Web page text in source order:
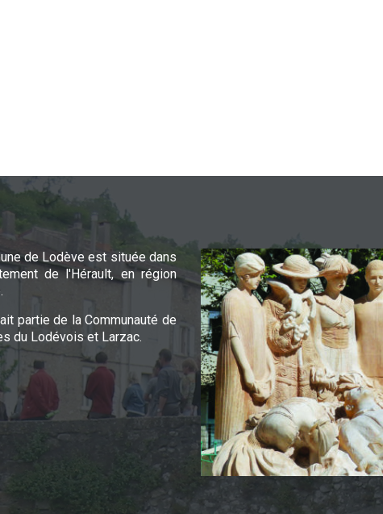
de Lodève est située dans
de l'Hérault, en région
partie de la Communauté de
du Lodévois et Larzac.